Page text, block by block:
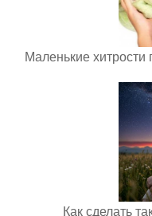
Маленькие
Как сделать